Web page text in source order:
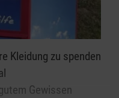
Kleidung zu spenden
Gewissen